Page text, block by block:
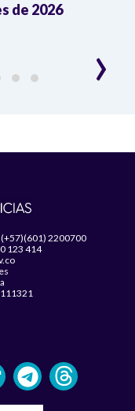
de 2026
›
(+57)(601) 2200700
123 414